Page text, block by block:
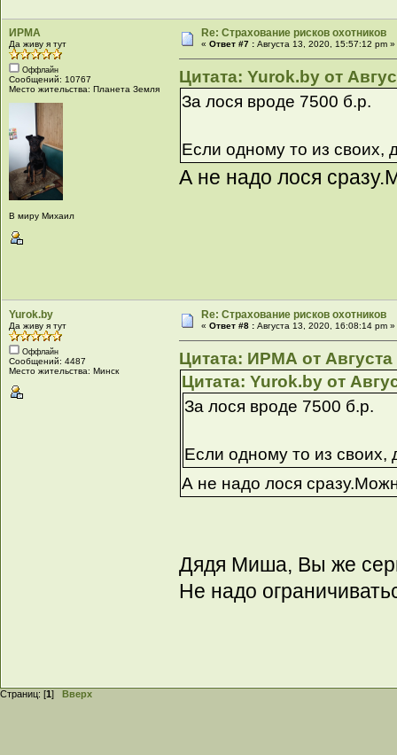
ИРМА
Да живу я тут
Оффлайн
Сообщений: 10767
Место жительства: Планета Земля
В миру Михаил
Re: Страхование рисков охотников
«Ответ #7 : Августа 13, 2020, 15:57:12 pm »
Цитата: Yurok.by от
За лося вроде 7500 б.р.
Если одному то из своих,
А не надо лося
Yurok.by
Да живу я тут
Оффлайн
Сообщений: 4487
Место жительства: Минск
Re: Страхование рисков охотников
«Ответ #8 : Августа 13, 2020, 16:08:14 pm »
Цитата: ИРМА от Августа
Цитата: Yurok.by от
За лося вроде 7500 б.р.
Если одному то из своих,
А не надо лося
Дядя Миша, Вы же
Не надо
Страниц: [1] Вверх